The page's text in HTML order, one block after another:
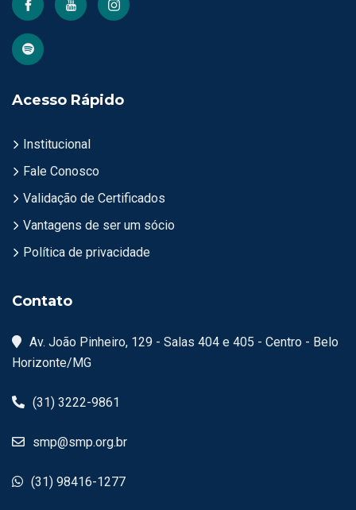
Acesso Rápido
Institucional
Fale Conosco
Validação de Certificados
Vantagens de ser um sócio
Política de privacidade
Contato
Av. João Pinheiro, 129 - Salas 404 e 405 - Centro - Belo
Horizonte/MG
(31) 3222-9861
smp@smp.org.br
(31) 98416-1277